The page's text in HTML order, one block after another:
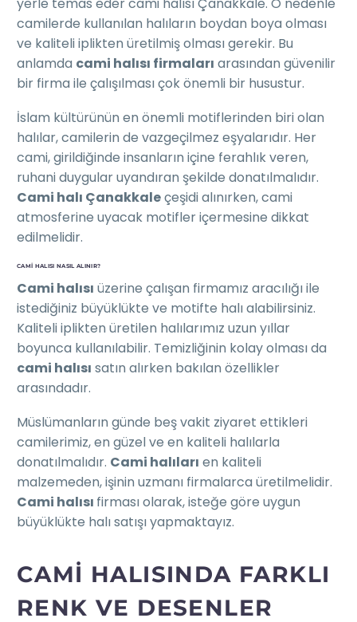
yerle temas eder cami halısı Çanakkale. O nedenle
camilerde kullanılan halıların boydan boya olması
ve kaliteli iplikten üretilmiş olması gerekir. Bu
anlamda cami halısı firmaları arasından güvenilir
bir firma ile çalışılması çok önemli bir husustur.
İslam kültürünün en önemli motiflerinden biri olan
halılar, camilerin de vazgeçilmez eşyalarıdır. Her
cami, girildiğinde insanların içine ferahlık veren,
ruhani duygular uyandıran şekilde donatılmalıdır.
Cami halı Çanakkaleçeşidi alınırken, cami
atmosferine uyacak motifler içermesine dikkat
edilmelidir.
CAMI HALISI NASIL ALINIR?
Cami halısı üzerine çalışan firmamız aracılığı ile
istediğiniz büyüklükte ve motifte halı alabilirsiniz.
Kaliteli iplikten üretilen halılarımız uzun yıllar
boyunca kullanılabilir. Temizliğinin kolay olması da
cami halısı satın alırken bakılan özellikler
arasındadır.
Müslümanların günde beş vakit ziyaret ettikleri
camilerimiz, en güzel ve en kaliteli halılarla
donatılmalıdır. Cami halıları en kaliteli
malzemeden, işinin uzmanı firmalarca üretilmelidir.
Cami halısı firması olarak, isteğe göre uygun
büyüklükte halı satışı yapmaktayız.
CAMI HALISINDA FARKLI
RENK VE DESENLER